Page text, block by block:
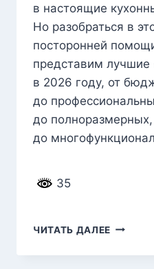
в настоящие
Но разобраться в
посторонней
представим
в 2026 году, от
до
до
до
35
ЧИТАТЬ ДАЛЕЕ РЕЙТИНГ